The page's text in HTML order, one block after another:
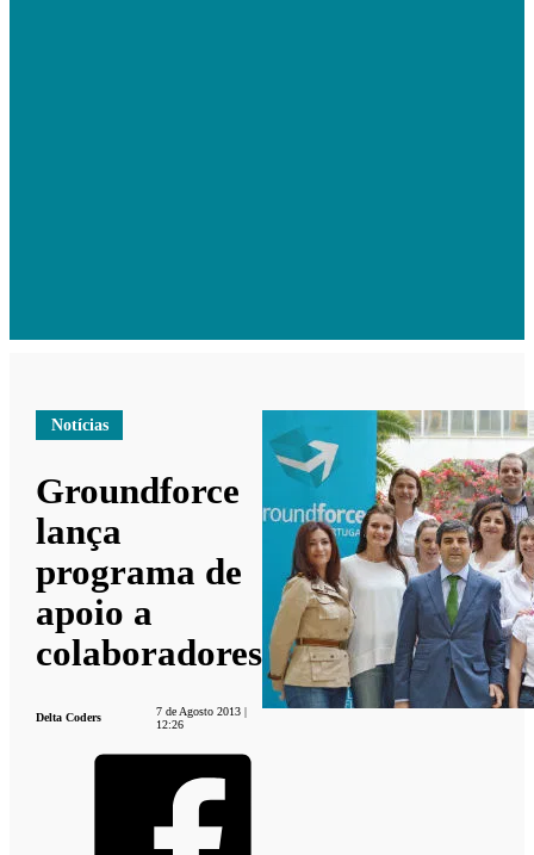
Notícias
Groundforce
lança
programa de
apoio a
colaboradores
Delta Coders
7 de Agosto 2013 |
12:26